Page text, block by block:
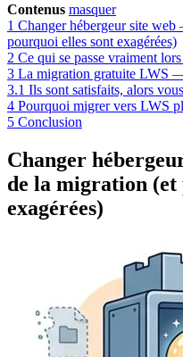
Contenus masquer
1 Changer hébergeur site web
pourquoi elles sont exagérées)
2 Ce qui se passe vraiment
3 La migration gratuite LWS
3.1 Ils sont satisfaits, alors
4 Pourquoi migrer vers LWS
5 Conclusion
Changer
de la migration (et
exagérées)